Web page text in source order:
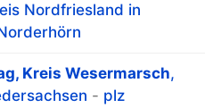
Nordfriesland in
Kreis Wesermarsch,
- plz